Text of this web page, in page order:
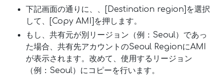
下記画面の通りに、、[Destination region]を選択
して、[Copy AMI]を押します。
もし、共有元が別リージョン（例：Seoul）であっ
た場合、共有先アカウントのSeoul RegionにAMI
が表示されます。改めて、使用するリージョン
（例：Seoul）にコピーを行います。